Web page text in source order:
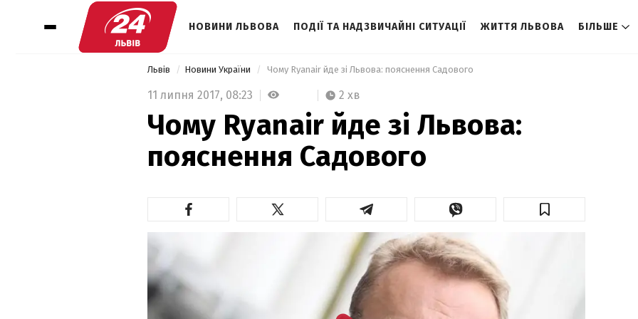
НОВИНИ ЛЬВОВА ПОДІЇ ТА НАДЗВИЧАЙНІ СИТУАЦІЇ ЖИТТЯ ЛЬВОВА БІЛЬШЕ
Львів Новини України Чому Ryanair йде зі Львова: пояснення Садового
11 липня 2017, 08:23 2 хв
Чому Ryanair йде зі Львова:
пояснення Садового